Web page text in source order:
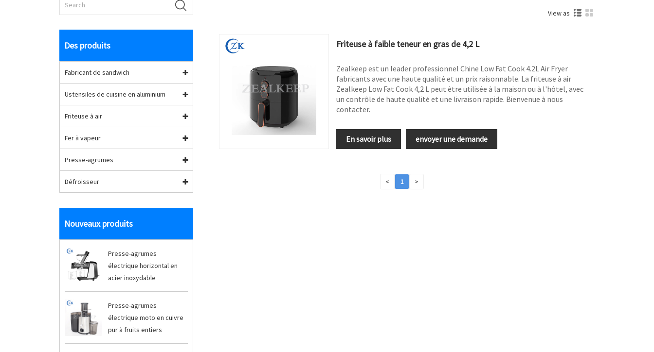
Des produits
Fabricant de sandwich
Ustensiles de cuisine en aluminium
Friteuse à air
Fer à vapeur
Presse-agrumes
Défroisseur
Nouveaux produits
Presse-agrumes
électrique horizontal en
acier inoxydable
Presse-agrumes
électrique moto en cuivre
pur à fruits entiers
View as
Friteuse à faible teneur en gras de 4,2 L
Zealkeep est un leader professionnel Chine Low Fat Cook 4.2L Air Fryer
fabricants avec une haute qualité et un prix raisonnable. La friteuse à air
Zealkeep Low Fat Cook 4,2 L peut être utilisée à la maison ou à l'hôtel, avec
un contrôle de haute qualité et une livraison rapide. Bienvenue à nous
contacter.
En savoir plus envoyer une demande
< 1 >